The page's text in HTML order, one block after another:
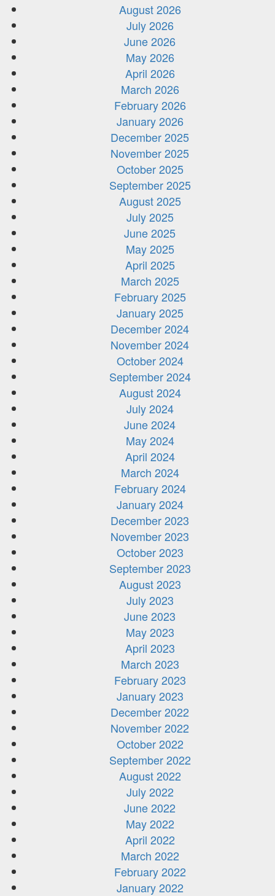
August 2026
July 2026
June 2026
May 2026
April 2026
March 2026
February 2026
January 2026
December 2025
November 2025
October 2025
September 2025
August 2025
July 2025
June 2025
May 2025
April 2025
March 2025
February 2025
January 2025
December 2024
November 2024
October 2024
September 2024
August 2024
July 2024
June 2024
May 2024
April 2024
March 2024
February 2024
January 2024
December 2023
November 2023
October 2023
September 2023
August 2023
July 2023
June 2023
May 2023
April 2023
March 2023
February 2023
January 2023
December 2022
November 2022
October 2022
September 2022
August 2022
July 2022
June 2022
May 2022
April 2022
March 2022
February 2022
January 2022